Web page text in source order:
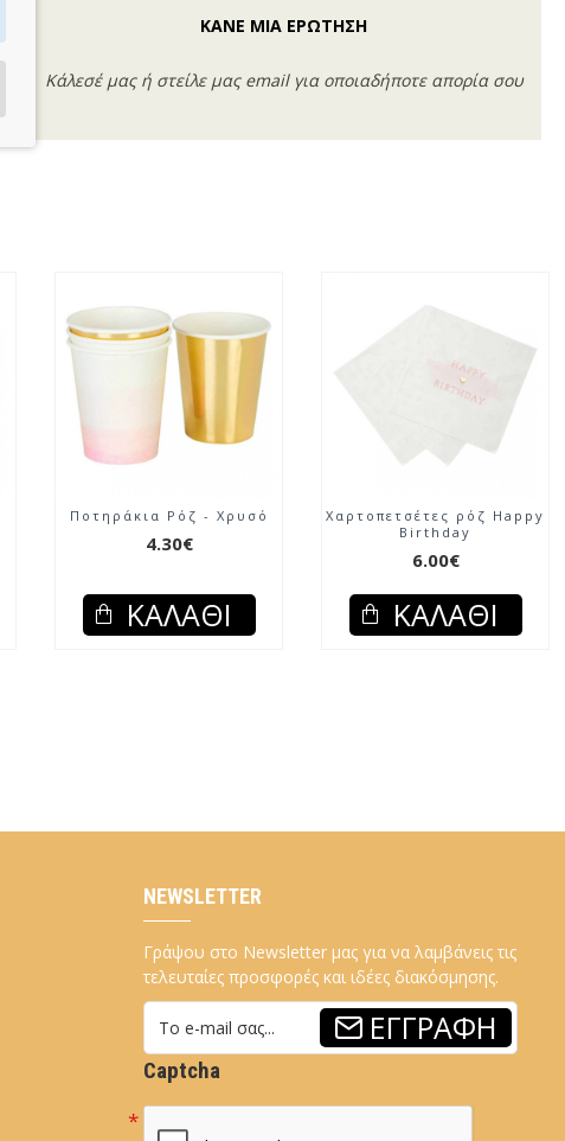
ΚΑΝΕ ΜΙΑ ΕΡΩΤΗΣΗ
Κάλεσέ μας ή στείλε μας email για οποιαδήποτε απορία σου
Ποτηράκια Ρόζ - Χρυσό
4.30€
ΚΑΛΆΘΙ
Χαρτοπετσέτες ρόζ Happy
Birthday
6.00€
ΚΑΛΆΘΙ
NEWSLETTER
Γράψου στο Newsletter μας για να λαμβάνεις τις
τελευταίες προσφορές και ιδέες διακόσμησης.
ΕΓΓΡΑΦΉ
Captcha